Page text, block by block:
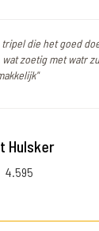
tripel die het goed
zoetig met watr
Hulsker
4.595